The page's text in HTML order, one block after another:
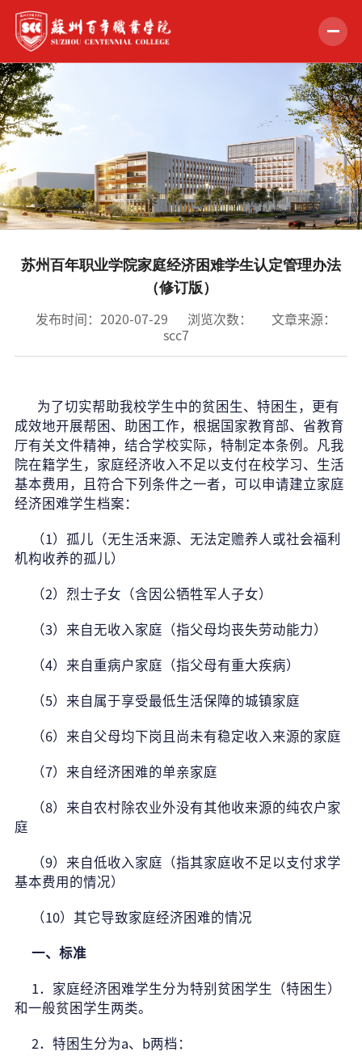
首页
组织机构
教学科研
党的建设
人才招聘
我的门户 En 旧版
苏州百年职业学院家庭经济困难学生认定管理办法
（修订版）
发布时间：2020-07-29 浏览次数：
文章来源：
scc7
为了切实帮助我校学生中的贫困生、特困生，更有
成效地开展帮困、助困工作，根据国家教育部、省教育
厅有关文件精神，结合学校实际，特制定本条例。凡我
院在籍学生，家庭经济收入不足以支付在校学习、生活
基本费用，且符合下列条件之一者，可以申请建立家庭
经济困难学生档案：
（1）孤儿（无生活来源、无法定赡养人或社会福利
机构收养的孤儿）
（2）烈士子女（含因公牺牲军人子女）
（3）来自无收入家庭（指父母均丧失劳动能力）
（4）来自重病户家庭（指父母有重大疾病）
（5）来自属于享受最低生活保障的城镇家庭
（6）来自父母均下岗且尚未有稳定收入来源的家庭
（7）来自经济困难的单亲家庭
（8）来自农村除农业外没有其他收来源的纯农户家
庭
（9）来自低收入家庭（指其家庭收不足以支付求学
基本费用的情况）
（10）其它导致家庭经济困难的情况
一、标准
1 ．家庭经济困难学生分为特别贫困学生（特困生）
和一般贫困学生两类。
2 ．特困生分为a、b两档：